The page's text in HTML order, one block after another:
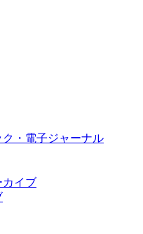
・電子ジャーナル
カイブ